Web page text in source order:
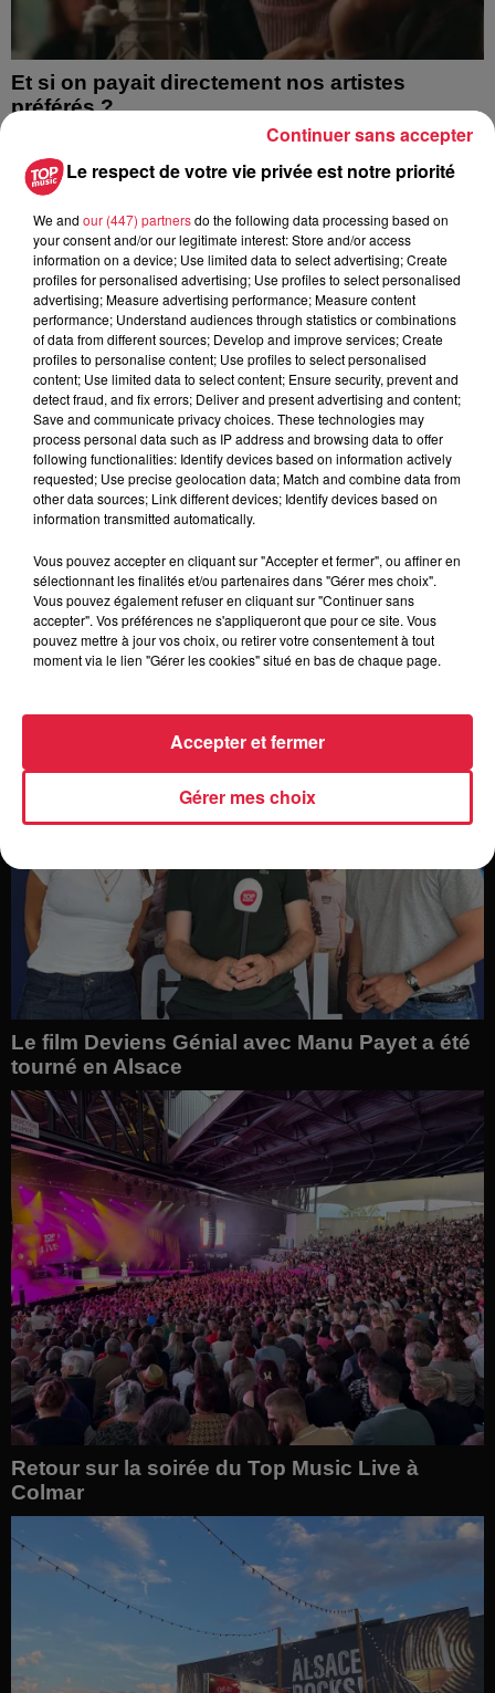
Et si on payait directement nos artistes
préférés ?
C Votre Emploi : 40 postes chez Allianz
Sur la planète people Voir plus
Le film Deviens Génial avec Manu Payet a été
tourné en Alsace
Retour sur la soirée du Top Music Live à
Colmar
Le respect de votre vie privée est notre priorité
We and our (447) partnersdo the following data processing based on
your consent and/or our legitimate interest: Store and/or access
information on a device; Use limited data to select advertising; Create
profiles for personalised advertising; Use profiles to select personalised
advertising; Measure advertising performance; Measure content
performance; Understand audiences through statistics or combinations
of data from different sources; Develop and improve services; Create
profiles to personalise content; Use profiles to select personalised
content; Use limited data to select content; Ensure security, prevent and
detect fraud, and fix errors; Deliver and present advertising and content;
Save and communicate privacy choices. These technologies may
process personal data such as IP address and browsing data to offer
following functionalities: Identify devices based on information actively
requested; Use precise geolocation data; Match and combine data from
other data sources; Link different devices; Identify devices based on
information transmitted automatically.
Vous pouvez accepter en cliquant sur "Accepter et fermer", ou affiner en
sélectionnant les finalités et/ou partenaires dans "Gérer mes choix".
Vous pouvez également refuser en cliquant sur "Continuer sans
accepter". Vos préférences ne s'appliqueront que pour ce site. Vous
pouvez mettre à jour vos choix, ou retirer votre consentement à tout
moment via le lien "Gérer les cookies" situé en bas de chaque page.
Gérer mes choix
Accepter et fermer
Continuer sans accepter